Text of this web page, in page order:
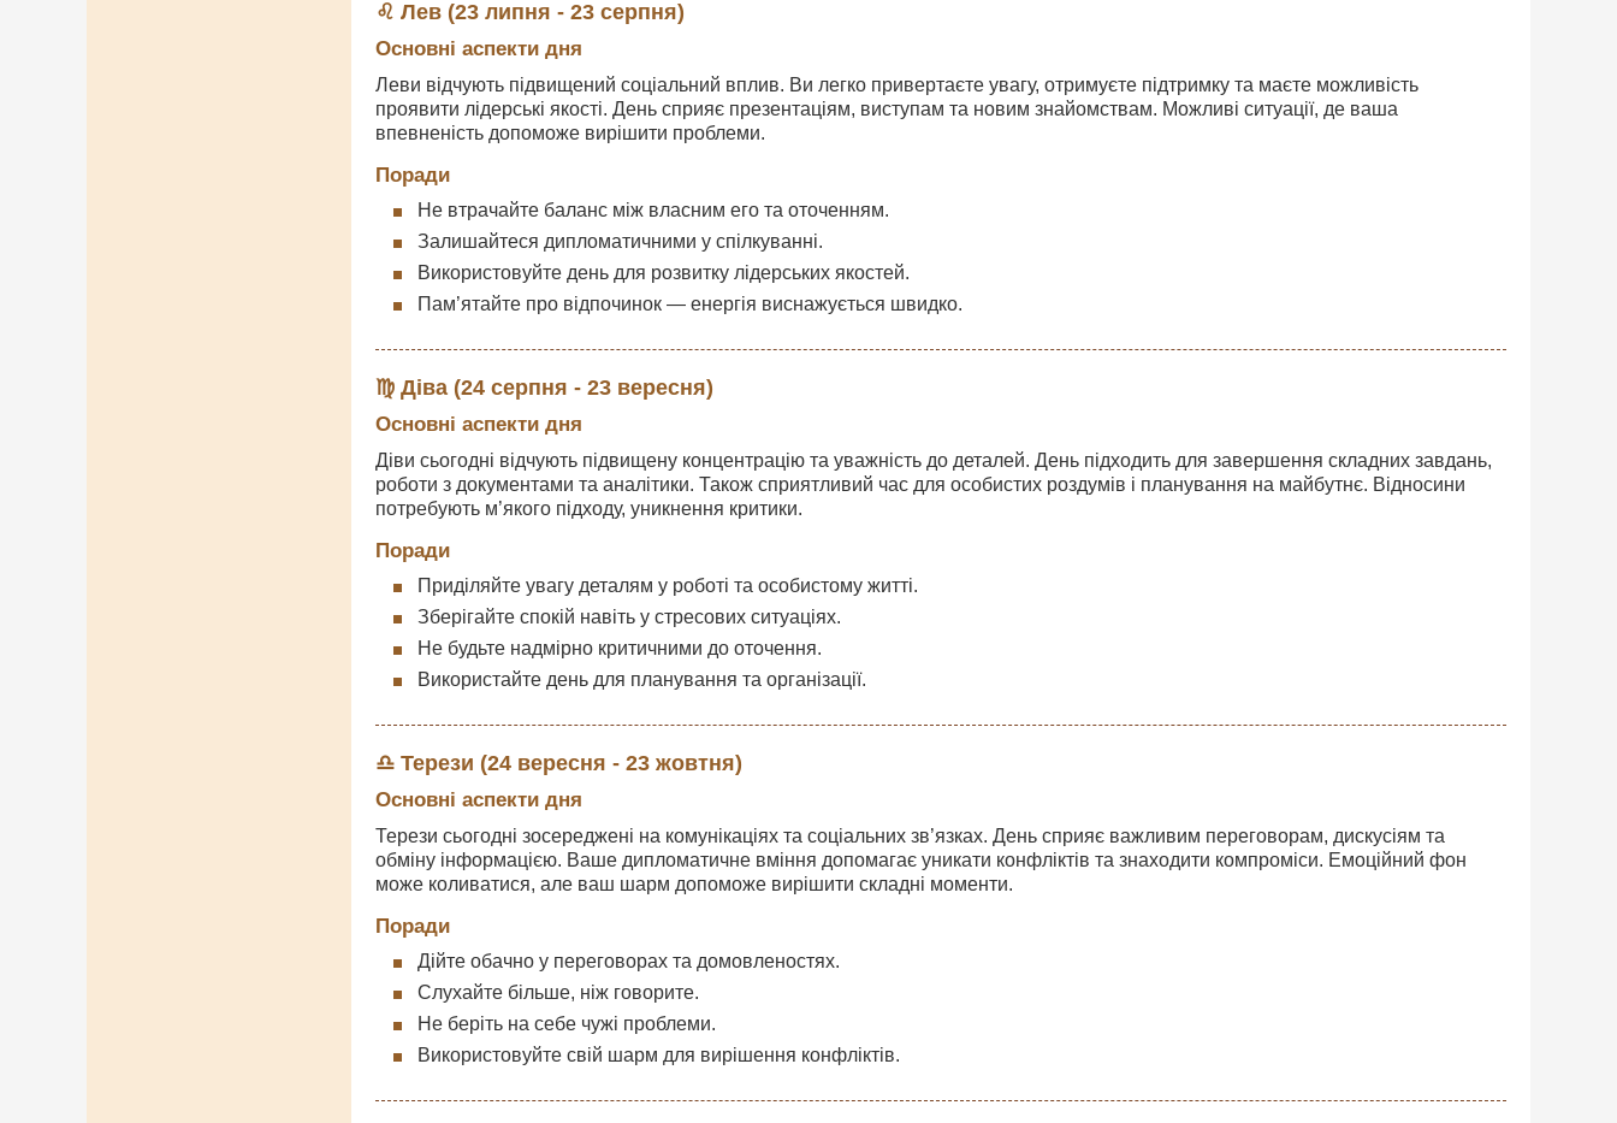
♌ Лев (23 липня - 23 серпня)
Основні аспекти дня
Леви відчують підвищений соціальний вплив. Ви легко привертаєте увагу, отримуєте підтримку та маєте можливість
проявити лідерські якості. День сприяє презентаціям, виступам та новим знайомствам. Можливі ситуації, де ваша
впевненість допоможе вирішити проблеми.
Поради
Не втрачайте баланс між власним его та оточенням.
Залишайтеся дипломатичними у спілкуванні.
Використовуйте день для розвитку лідерських якостей.
Пам’ятайте про відпочинок — енергія виснажується швидко.
♍ Діва (24 серпня - 23 вересня)
Основні аспекти дня
Діви сьогодні відчують підвищену концентрацію та уважність до деталей. День підходить для завершення складних завдань,
роботи з документами та аналітики. Також сприятливий час для особистих роздумів і планування на майбутнє. Відносини
потребують м’якого підходу, уникнення критики.
Поради
Приділяйте увагу деталям у роботі та особистому житті.
Зберігайте спокій навіть у стресових ситуаціях.
Не будьте надмірно критичними до оточення.
Використайте день для планування та організації.
♎ Терези (24 вересня - 23 жовтня)
Основні аспекти дня
Терези сьогодні зосереджені на комунікаціях та соціальних зв’язках. День сприяє важливим переговорам, дискусіям та
обміну інформацією. Ваше дипломатичне вміння допомагає уникати конфліктів та знаходити компроміси. Емоційний фон
може коливатися, але ваш шарм допоможе вирішити складні моменти.
Поради
Дійте обачно у переговорах та домовленостях.
Слухайте більше, ніж говорите.
Не беріть на себе чужі проблеми.
Використовуйте свій шарм для вирішення конфліктів.